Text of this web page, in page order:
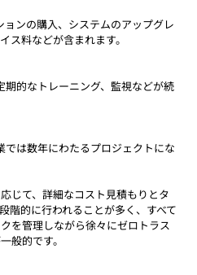
ス料などが含まれます。
じて、詳細なコスト見積もりとタ
階的に行われることが多く、すべて
を管理しながら徐々にゼロトラス
般的です。